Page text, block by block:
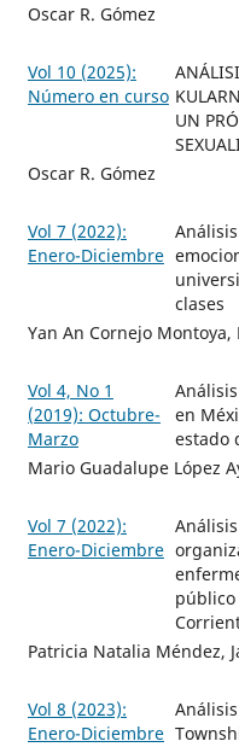
Oscar R. Gómez
Vol 10 (2025):
Número en curso
UN
Oscar R. Gómez
Vol 7 (2022):
Enero-Diciembre
clases
Yan An Cornejo
Vol 4, No 1
(2019): Octubre-
Marzo
en
estado
Mario Guadalupe López
Vol 7 (2022):
Enero-Diciembre
Patricia Natalia Méndez,
Vol 8 (2023):
Enero-Diciembre